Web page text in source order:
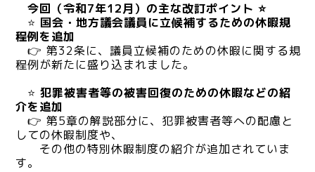
今回（令和7年12月）の主な改訂ポイント ⭐
⭐ 国会・地方議会議員に立候補するための休暇規
程例を追加
👉 第32条に、議員立候補のための休暇に関する規
程例が新たに盛り込まれました。
⭐ 犯罪被害者等の被害回復のための休暇などの紹
介を追加
👉 第5章の解説部分に、犯罪被害者等への配慮と
しての休暇制度や、
その他の特別休暇制度の紹介が追加されていま
す。